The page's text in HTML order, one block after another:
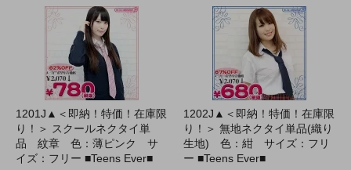
1201J▲＜即納！特価！在庫限
り！＞ スクールネクタイ単
品 紋章 色：薄ピンク サ
イズ：フリー ■Teens Ever■
1202J▲＜即納！特価！在庫限
り！＞ 無地ネクタイ単品(織り
生地) 色：紺 サイズ：フリ
ー ■Teens Ever■